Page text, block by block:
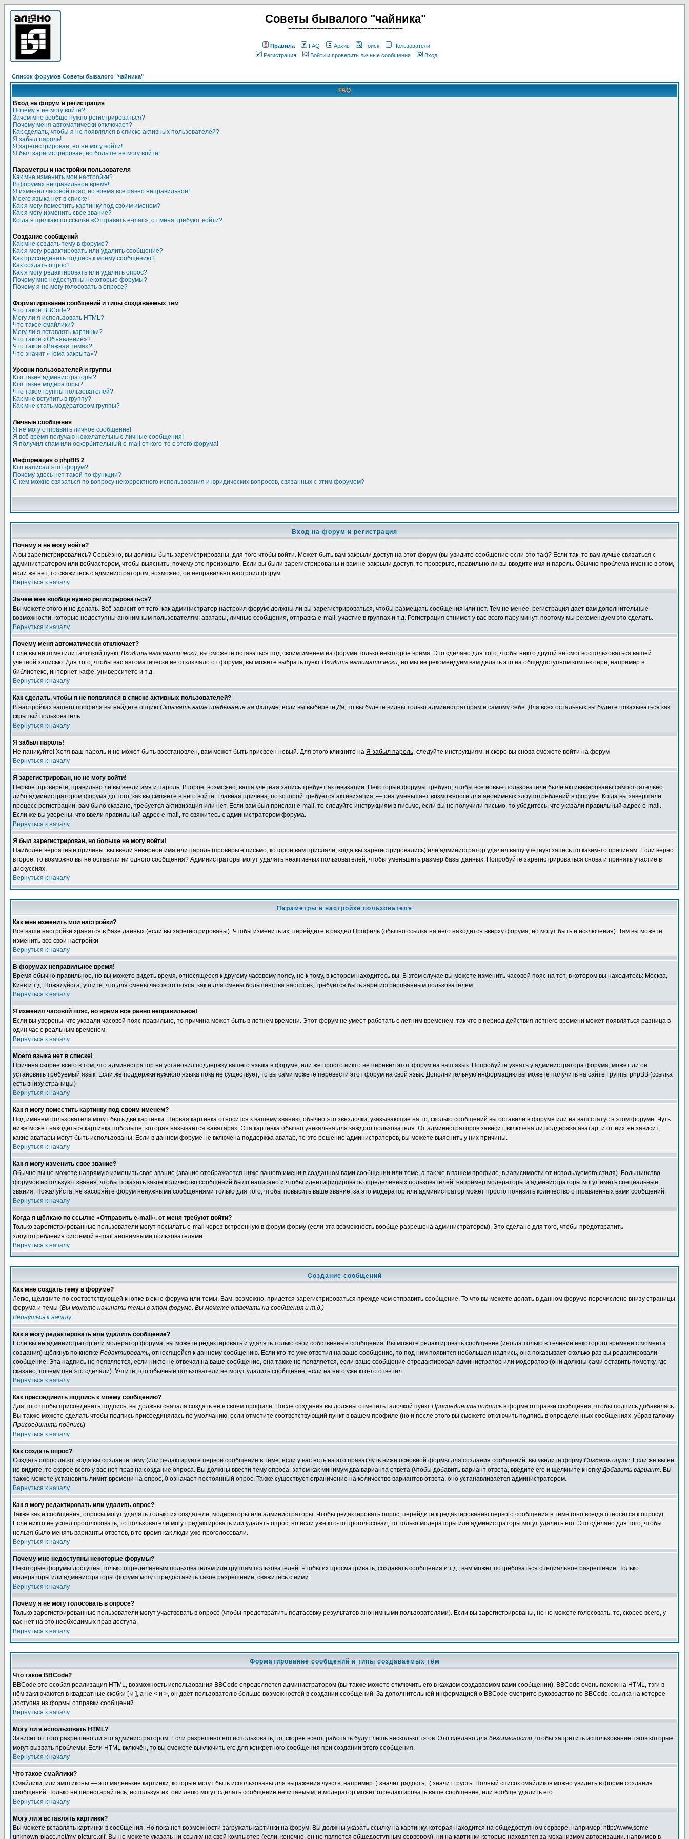
Советы бывалого "чайника"
================================
Правила FAQ Архив Поиск
Пользователи
Регистрация
Войти и проверить личные сообщения Вход
Список форумов Советы бывалого "чайника"
FAQ
Вход на форум и регистрация
Почему я не могу войти?
Зачем мне вообще нужно регистрироваться?
Почему меня автоматически отключает?
Как сделать, чтобы я не появлялся в списке активных пользователей?
Я забыл пароль!
Я зарегистрирован, но не могу войти!
Я был зарегистрирован, но больше не могу войти!
Параметры и настройки пользователя
Как мне изменить мои настройки?
В форумах неправильное время!
Я изменил часовой пояс, но время все равно неправильное!
Моего языка нет в списке!
Как я могу поместить картинку под своим именем?
Как я могу изменить свое звание?
Когда я щёлкаю по ссылке «Отправить e-mail», от меня требуют войти?
Создание сообщений
Как мне создать тему в форуме?
Как я могу редактировать или удалить сообщение?
Как присоединить подпись к моему сообщению?
Как создать опрос?
Как я могу редактировать или удалить опрос?
Почему мне недоступны некоторые форумы?
Почему я не могу голосовать в опросе?
Форматирование сообщений и типы создаваемых тем
Что такое BBCode?
Могу ли я использовать HTML?
Что такое смайлики?
Могу ли я вставлять картинки?
Что такое «Объявление»?
Что такое «Важная тема»?
Что значит «Тема закрыта»?
Уровни пользователей и группы
Кто такие администраторы?
Кто такие модераторы?
Что такое группы пользователей?
Как мне вступить в группу?
Как мне стать модератором группы?
Личные сообщения
Я не могу отправить личное сообщение!
Я всё время получаю нежелательные личные сообщения!
Я получил спам или оскорбительный e-mail от кого-то с этого форума!
Информация о phpBB 2
Кто написал этот форум?
Почему здесь нет такой-то функции?
С кем можно связаться по вопросу некорректного использования и юридических вопросов, связанных с этим форумом?
Вход на форум и регистрация
Почему я не могу войти?
А вы зарегистрировались? Серьёзно, вы должны быть зарегистрированы, для того чтобы войти. Может быть вам закрыли доступ на этот форум (вы увидите сообщение если это так)? Если так, то вам лучше связаться с
администратором или вебмастером, чтобы выяснить, почему это произошло. Если вы были зарегистрированы и вам не закрыли доступ, то проверьте, правильно ли вы вводите имя и пароль. Обычно проблема именно в этом,
если же нет, то свяжитесь с администратором, возможно, он неправильно настроил форум.
Вернуться к началу
Зачем мне вообще нужно регистрироваться?
Вы можете этого и не делать. Всё зависит от того, как администратор настроил форум: должны ли вы зарегистрироваться, чтобы размещать сообщения или нет. Тем не менее, регистрация дает вам дополнительные
возможности, которые недоступны анонимным пользователям: аватары, личные сообщения, отправка e-mail, участие в группах и т.д. Регистрация отнимет у вас всего пару минут, поэтому мы рекомендуем это сделать.
Вернуться к началу
Почему меня автоматически отключает?
Если вы не отметили галочкой пункт Входить автоматически, вы сможете оставаться под своим именем на форуме только некоторое время. Это сделано для того, чтобы никто другой не смог воспользоваться вашей
учетной записью. Для того, чтобы вас автоматически не отключало от форума, вы можете выбрать пункт Входить автоматически, но мы не рекомендуем вам делать это на общедоступном компьютере, например в
библиотеке, интернет-кафе, университете и т.д.
Вернуться к началу
Как сделать, чтобы я не появлялся в списке активных пользователей?
В настройках вашего профиля вы найдете опцию Скрывать ваше пребывание на форуме, если вы выберетеДа, то вы будете видны только администраторам и самому себе. Для всех остальных вы будете показываться как
скрытый пользователь.
Вернуться к началу
Я забыл пароль!
Не паникуйте! Хотя ваш пароль и не может быть восстановлен, вам может быть присвоен новый. Для этого кликните на Я забыл пароль, следуйте инструкциям, и скоро вы снова сможете войти на форум
Вернуться к началу
Я зарегистрирован, но не могу войти!
Первое: проверьте, правильно ли вы ввели имя и пароль. Второе: возможно, ваша учетная запись требует активизации. Некоторые форумы требуют, чтобы все новые пользователи были активизированы самостоятельно
либо администратором форума до того, как вы сможете в него войти. Главная причина, по которой требуется активизация, — она уменьшает возможности для анонимных злоупотреблений в форуме. Когда вы завершали
процесс регистрации, вам было сказано, требуется активизация или нет. Если вам был прислан e-mail, то следуйте инструкциям в письме, если вы не получили письмо, то убедитесь, что указали правильный адрес e-mail.
Если же вы уверены, что ввели правильный адрес e-mail, то свяжитесь с администратором форума.
Вернуться к началу
Я был зарегистрирован, но больше не могу войти!
Наиболее вероятные причины: вы ввели неверное имя или пароль (проверьте письмо, которое вам прислали, когда вы зарегистрировались) или администратор удалил вашу учётную запись по каким-то причинам. Если верно
второе, то возможно вы не оставили ни одного сообщения? Администраторы могут удалять неактивных пользователей, чтобы уменьшить размер базы данных. Попробуйте зарегистрироваться снова и принять участие в
дискуссиях.
Вернуться к началу
Параметры и настройки пользователя
Как мне изменить мои настройки?
Все ваши настройки хранятся в базе данных (если вы зарегистрированы). Чтобы изменить их, перейдите в раздел Профиль (обычно ссылка на него находится вверху форума, но могут быть и исключения). Там вы можете
изменить все свои настройки
Вернуться к началу
В форумах неправильное время!
Время обычно правильное, но вы можете видеть время, относящееся к другому часовому поясу, не к тому, в котором находитесь вы. В этом случае вы можете изменить часовой пояс на тот, в котором вы находитесь: Москва,
Киев и т.д. Пожалуйста, учтите, что для смены часового пояса, как и для смены большинства настроек, требуется быть зарегистрированным пользователем.
Вернуться к началу
Я изменил часовой пояс, но время все равно неправильное!
Если вы уверены, что указали часовой пояс правильно, то причина может быть в летнем времени. Этот форум не умеет работать с летним временем, так что в период действия летнего времени может появляться разница в
один час с реальным временем.
Вернуться к началу
Моего языка нет в списке!
Причина скорее всего в том, что администратор не установил поддержку вашего языка в форуме, или же просто никто не перевёл этот форум на ваш язык. Попробуйте узнать у администратора форума, может ли он
установить требуемый язык. Если же поддержки нужного языка пока не существует, то вы сами можете перевести этот форум на свой язык. Дополнительную информацию вы можете получить на сайте Группы phpBB (ссылка
есть внизу страницы)
Вернуться к началу
Как я могу поместить картинку под своим именем?
Под именем пользователя могут быть две картинки. Первая картинка относится к вашему званию, обычно это звёздочки, указывающие на то, сколько сообщений вы оставили в форуме или на ваш статус в этом форуме. Чуть
ниже может находиться картинка побольше, которая называется «аватара». Эта картинка обычно уникальна для каждого пользователя. От администраторов зависит, включена ли поддержка аватар, и от них же зависит,
какие аватары могут быть использованы. Если в данном форуме не включена поддержка аватар, то это решение администраторов, вы можете выяснить у них причины.
Вернуться к началу
Как я могу изменить свое звание?
Обычно вы не можете напрямую изменить свое звание (звание отображается ниже вашего имени в созданном вами сообщении или теме, а так же в вашем профиле, в зависимости от используемого стиля). Большинство
форумов используют звания, чтобы показать какое количество сообщений было написано и чтобы идентифицировать определенных пользователей: например модераторы и администраторы могут иметь специальные
звания. Пожалуйста, не засоряйте форум ненужными сообщениями только для того, чтобы повысить ваше звание, за это модератор или администратор может просто понизить количество отправленных вами сообщений.
Вернуться к началу
Когда я щёлкаю по ссылке «Отправить e-mail», от меня требуют войти?
Только зарегистрированные пользователи могут посылать e-mail через встроенную в форум форму (если эта возможность вообще разрешена администратором). Это сделано для того, чтобы предотвратить
злоупотребления системой e-mail анонимными пользователями.
Вернуться к началу
Создание сообщений
Как мне создать тему в форуме?
Легко, щёлкните по соответствующей кнопке в окне форума или темы. Вам, возможно, придется зарегистрироваться прежде чем отправить сообщение. То что вы можете делать в данном форуме перечислено внизу страницы
форума и темы (Вы можете начинать темы в этом форуме, Вы можете отвечать на сообщения и т.д.)
Вернуться к началу
Как я могу редактировать или удалить сообщение?
Если вы не администратор или модератор форума, вы можете редактировать и удалять только свои собственные сообщения. Вы можете редактировать сообщение (иногда только в течении некоторого времени с момента
создания) щёлкнув по кнопке Редактировать, относящейся к данному сообщению. Если кто-то уже ответил на ваше сообщение, то под ним появится небольшая надпись, она показывает сколько раз вы редактировали
сообщение. Эта надпись не появляется, если никто не отвечал на ваше сообщение, она также не появляется, если ваше сообщение отредактировал администратор или модератор (они должны сами оставить пометку, где
сказано, почему они это сделали). Учтите, что обычные пользователи не могут удалить сообщение, если на него уже кто-то ответил.
Вернуться к началу
Как присоединить подпись к моему сообщению?
Для того чтобы присоединить подпись, вы должны сначала создать её в своем профиле. После создания вы должны отметить галочкой пункт Присоединить подпись в форме отправки сообщения, чтобы подпись добавилась.
Вы также можете сделать чтобы подпись присоединялась по умолчанию, если отметите соответствующий пункт в вашем профиле (но и после этого вы сможете отключить подпись в определенных сообщениях, убрав галочку
Присоединить подпись)
Вернуться к началу
Как создать опрос?
Создать опрос легко: когда вы создаёте тему (или редактируете первое сообщение в теме, если у вас есть на это права) чуть ниже основной формы для создания сообщений, вы увидите форму Создать опрос. Если же вы её
не видите, то скорее всего у вас нет прав на создание опроса. Вы должны ввести тему опроса, затем как минимум два варианта ответа (чтобы добавить вариант ответа, введите его и щёлкните кнопкуДобавить вариант. Вы
также можете установить лимит времени на опрос, 0 означает постоянный опрос. Также существует ограничение на количество вариантов ответа, оно устанавливается администратором.
Вернуться к началу
Как я могу редактировать или удалить опрос?
Также как и сообщения, опросы могут удалять только их создатели, модераторы или администраторы. Чтобы редактировать опрос, перейдите к редактированию первого сообщения в теме (оно всегда относится к опросу).
Если никто не успел проголосовать, то пользователи могут редактировать или удалять опрос, но если уже кто-то проголосовал, то только модераторы или администраторы могут удалить его. Это сделано для того, чтобы
нельзя было менять варианты ответов, в то время как люди уже проголосовали.
Вернуться к началу
Почему мне недоступны некоторые форумы?
Некоторые форумы доступны только определённым пользователям или группам пользователей. Чтобы их просматривать, создавать сообщения и т.д., вам может потребоваться специальное разрешение. Только
модераторы или администраторы форума могут предоставить такое разрешение, свяжитесь с ними.
Вернуться к началу
Почему я не могу голосовать в опросе?
Только зарегистрированные пользователи могут участвовать в опросе (чтобы предотвратить подтасовку результатов анонимными пользователями). Если вы зарегистрированы, но не можете голосовать, то, скорее всего, у
вас нет на это необходимых прав доступа.
Вернуться к началу
Форматирование сообщений и типы создаваемых тем
Что такое BBCode?
BBCode это особая реализация HTML, возможность использования BBCode определяется администратором (вы также можете отключить его в каждом создаваемом вами сообщении). BBCode очень похож на HTML, тэги в
нём заключаются в квадратные скобки [ и ], а не < и >, он даёт пользователю больше возможностей в создании сообщений. За дополнительной информацией о BBCode смотрите руководство по BBCode, ссылка на которое
доступна из формы отправки сообщений.
Вернуться к началу
Могу ли я использовать HTML?
Зависит от того разрешено ли это администратором. Если разрешено его использовать, то, скорее всего, работать будут лишь несколько тэгов. Это сделано для безопасности, чтобы запретить использование тэгов которые
могут вызвать проблемы. Если HTML включён, то вы сможете выключить его для конкретного сообщения при создании этого сообщения.
Вернуться к началу
Что такое смайлики?
Смайлики, или эмотиконы — это маленькие картинки, которые могут быть использованы для выражения чувств, например :) значит радость, :( значит грусть. Полный список смайликов можно увидеть в форме создания
сообщений. Только не перестарайтесь, используя их: они легко могут сделать сообщение нечитаемым, и модератор может отредактировать ваше сообщение, или вообще удалить его.
Вернуться к началу
Могу ли я вставлять картинки?
Вы можете вставлять картинки в сообщения. Но пока нет возможности загружать картинки на форум. Вы должны указать ссылку на картинку, которая находится на общедоступном сервере, например: http://www.some-
unknown-place.net/my-picture.gif. Вы не можете указать ни ссылку на свой компьютер (если, конечно, он не является общедоступным сервером), ни на картинки которые находятся за механизмом авторизации, например в